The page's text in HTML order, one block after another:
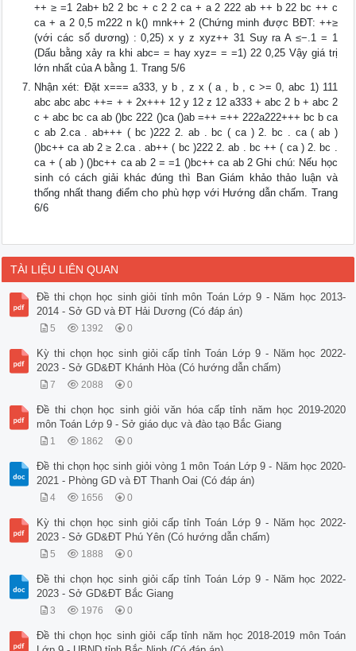
++ ≥ =1 2ab+ b2 2 bc + c 2 2 ca + a 2 222 ab ++ b 22 bc ++ c
ca + a 2 0,5 m222 n k() mnk++ 2 (Chứng minh được BĐT: ++≥
(với các số dương) : 0,25) x y z xyz++ 31 Suy ra A ≤−.1 = 1
(Dấu bằng xảy ra khi abc= = hay xyz= = =1) 22 0,25 Vậy giá trị
lớn nhất của A bằng 1. Trang 5/6
Nhận xét: Đặt x=== a333, y b , z x ( a , b , c >= 0, abc 1) 111
abc abc abc ++= + + 2x+++ 12 y 12 z 12 a333 + abc 2 b + abc 2
c + abc bc ca ab ()bc 222 ()ca ()ab =++ =++ 222a222+++ bc b ca
c ab 2.ca . ab+++ ( bc )222 2. ab . bc ( ca ) 2. bc . ca ( ab )
()bc++ ca ab 2 ≥ 2.ca . ab++ ( bc )222 2. ab . bc ++ ( ca ) 2. bc .
ca + ( ab ) ()bc++ ca ab 2 = =1 ()bc++ ca ab 2 Ghi chú: Nếu học
sinh có cách giải khác đúng thì Ban Giám khảo thảo luận và
thống nhất thang điểm cho phù hợp với Hướng dẫn chấm. Trang
6/6
TÀI LIỆU LIÊN QUAN
Đề thi chọn học sinh giỏi tỉnh môn Toán Lớp 9 - Năm học 2013-
2014 - Sở GD và ĐT Hải Dương (Có đáp án)
5 1392 0
Kỳ thi chọn học sinh giỏi cấp tỉnh Toán Lớp 9 - Năm học 2022-
2023 - Sở GD&ĐT Khánh Hòa (Có hướng dẫn chấm)
7 2088 0
Đề thi chọn học sinh giỏi văn hóa cấp tỉnh năm học 2019-2020
môn Toán Lớp 9 - Sở giáo dục và đào tạo Bắc Giang
1 1862 0
Đề thi chọn học sinh giỏi vòng 1 môn Toán Lớp 9 - Năm học 2020-
2021 - Phòng GD và ĐT Thanh Oai (Có đáp án)
4 1656 0
Kỳ thi chọn học sinh giỏi cấp tỉnh Toán Lớp 9 - Năm học 2022-
2023 - Sở GD&ĐT Phú Yên (Có hướng dẫn chấm)
5 1888 0
Đề thi chọn học sinh giỏi cấp tỉnh Toán Lớp 9 - Năm học 2022-
2023 - Sở GD&ĐT Bắc Giang
3 1976 0
Đề thi chọn học sinh giỏi cấp tỉnh năm học 2018-2019 môn Toán